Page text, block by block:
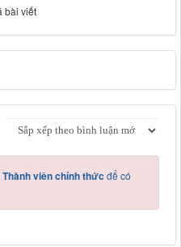
bài viết
Thành viên chính thứcđể có